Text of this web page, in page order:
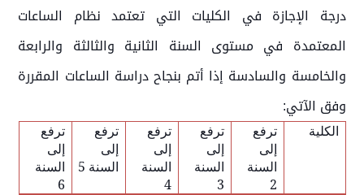
درجة الإجازة في الكليات التي تعتمد نظام الساعات
المعتمدة في مستوى السنة الثانية والثالثة والرابعة
والخامسة والسادسة إذا أتم بنجاح دراسة الساعات المقررة
وفق الآتي:
الكلية
ترفع
إلى
السنة
2
ترفع
إلى
السنة
3
ترفع
إلى
السنة
4
ترفع
إلى
السنة 5
ترفع
إلى
السنة
6